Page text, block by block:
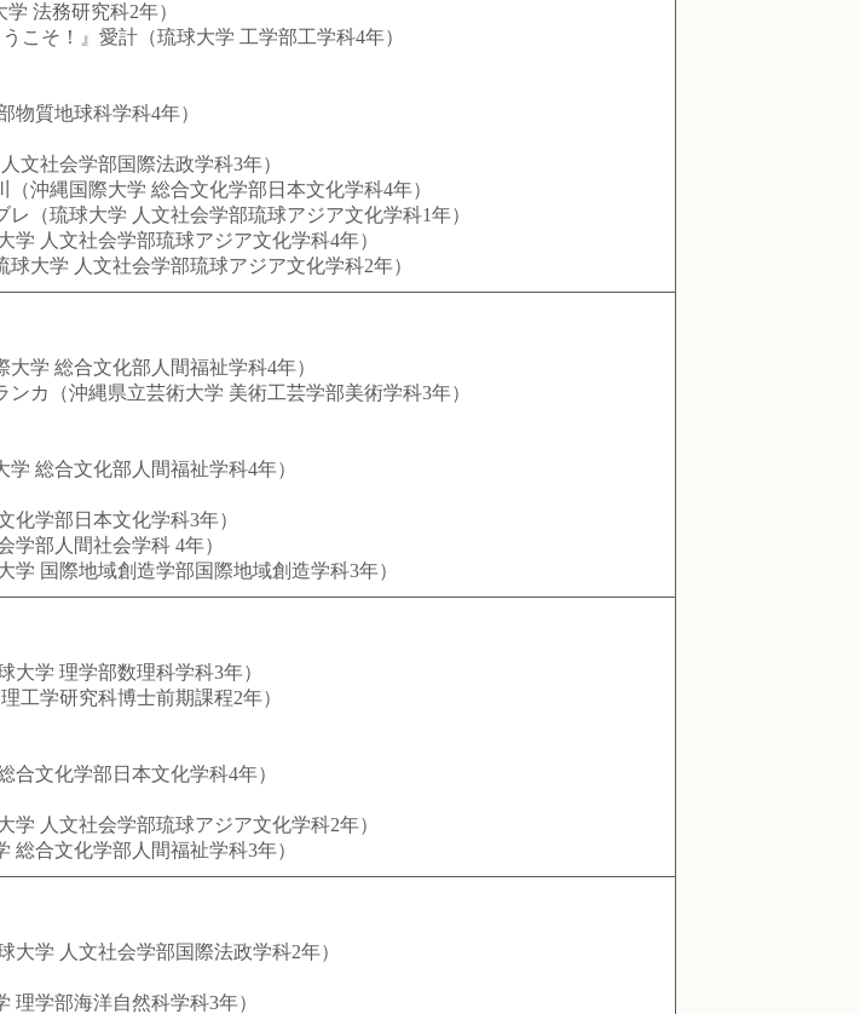
法務研究科2年）
こそ！』愛計（琉球大学 工学部工学科4年）
質地球科学科4年）
文社会学部国際法政学科3年）
沖縄国際大学 総合文化学部日本文化学科4年）
（琉球大学 人文社会学部琉球アジア文化学科1年）
人文社会学部琉球アジア文化学科4年）
大学 人文社会学部琉球アジア文化学科2年）
学 総合文化部人間福祉学科4年）
カ（沖縄県立芸術大学 美術工芸学部美術学科3年）
総合文化部人間福祉学科4年）
学部日本文化学科3年）
部人間社会学科 4年）
国際地域創造学部国際地域創造学科3年）
学 理学部数理科学科3年）
工学研究科博士前期課程2年）
文化学部日本文化学科4年）
人文社会学部琉球アジア文化学科2年）
合文化学部人間福祉学科3年）
学 人文社会学部国際法政学科2年）
学部海洋自然科学科3年）